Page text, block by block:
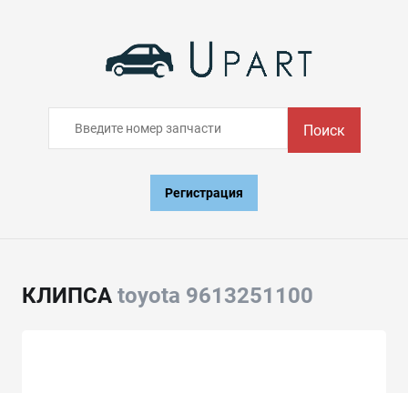
Поиск
Регистрация
КЛИПСА toyota 9613251100